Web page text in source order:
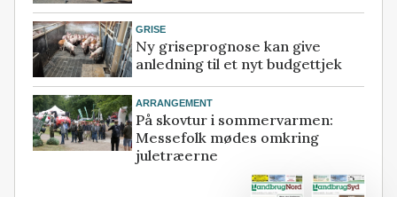
GRISE
Ny griseprognose kan give
anledning til et nyt budgettjek
ARRANGEMENT
På skovtur i sommervarmen:
Messefolk mødes omkring
juletræerne